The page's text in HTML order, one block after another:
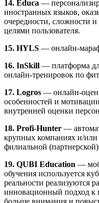
14. Educa —
иностранных языков,
очередности, сложности
целями пользователя.
15. HYLS — онлайн-
16. InSkill — платформа
онлайн-тренировок по
17. Logros — онлайн-
особенностей и
внутренней оценки
18. Profi-Hunter —
крупных компаниях и/или
филиальной
19. QUBI Education —
обучения используется
реальности реализуются
инновационный подход к